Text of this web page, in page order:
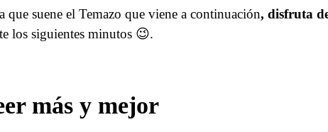
que suene el Temazo que viene a continuación, disfruta
los siguientes minutos 😉.
más y mejor